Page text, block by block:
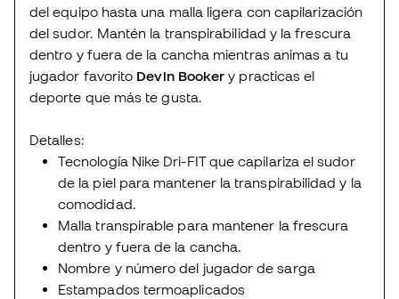
del equipo hasta una malla ligera con capilarización
del sudor. Mantén la transpirabilidad y la frescura
dentro y fuera de la cancha mientras animas a tu
jugador favorito Devin Booker y practicas el
deporte que más te gusta.
Detalles:
Tecnología Nike Dri-FIT que capilariza el sudor
de la piel para mantener la transpirabilidad y la
comodidad.
Malla transpirable para mantener la frescura
dentro y fuera de la cancha.
Nombre y número del jugador de sarga
Estampados termoaplicados